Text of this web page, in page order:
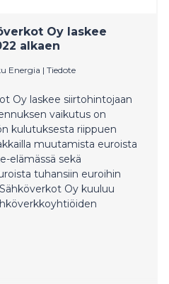
Oy laskee
alkaen
Energia | Tiedote
Oy laskee siirtohintojaan
vaikutus on
kulutuksesta riippuen
muutamista euroista
elämässä sekä
tuhansiin euroihin
Oy kuuluu